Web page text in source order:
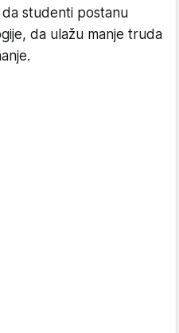
studenti postanu
da ulažu manje truda